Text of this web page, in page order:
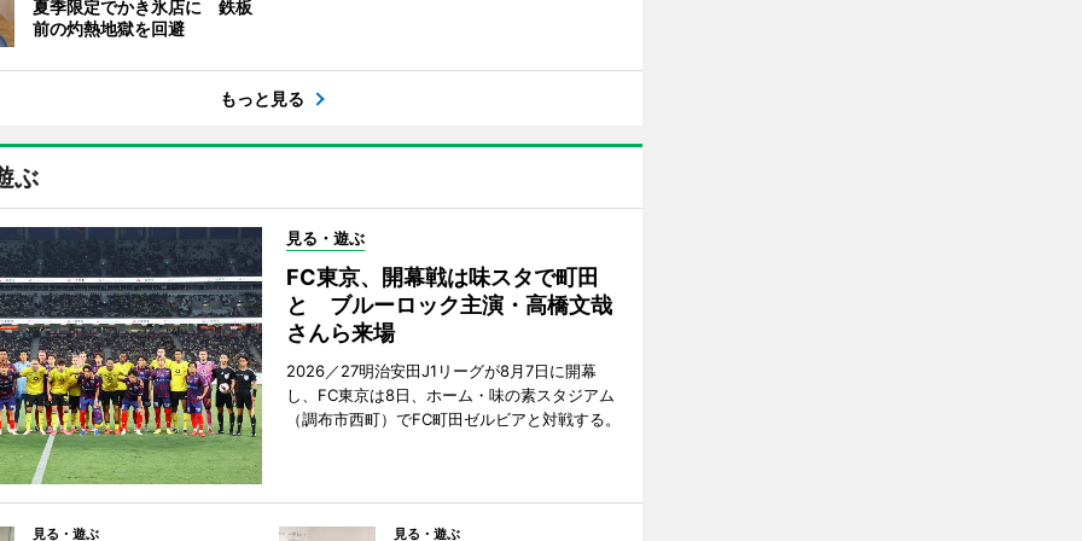
夏季限定でかき氷店に 鉄板
前の灼熱地獄を回避
もっと見る
ぶ
見る・遊ぶ
FC東京、開幕戦は味スタで町田
と ブルーロック主演・高橋文哉
さんら来場
2026／27明治安田J1リーグが8月7日に開幕
し、FC東京は8日、ホーム・味の素スタジアム
（調布市西町）でFC町田ゼルビアと対戦する。
見る・遊ぶ 見る・遊ぶ